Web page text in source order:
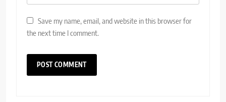
Save my name, email, and website in this browser for
the next time I comment.